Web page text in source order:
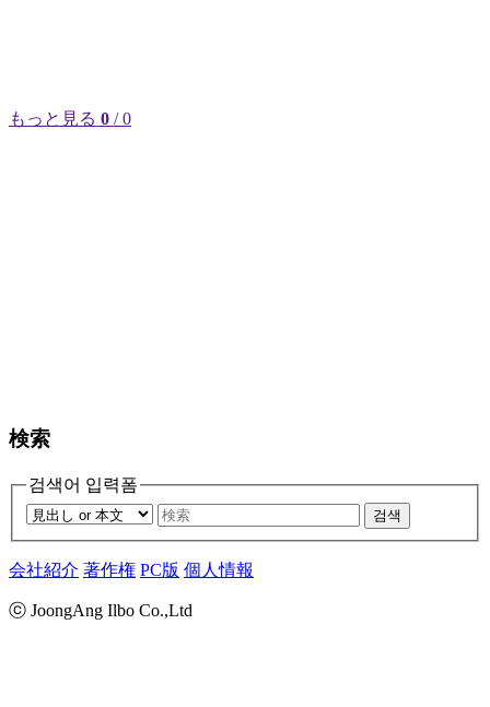
もっと見る 0 / 0
検索
검색어 입력폼
검색
会社紹介 著作権 PC版 個人情報
ⓒ JoongAng Ilbo Co.,Ltd